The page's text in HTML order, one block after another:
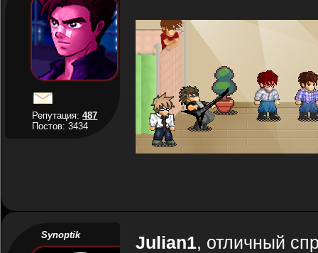
Репутация:487
Постов: 3434
Synoptik Julian1, отличный